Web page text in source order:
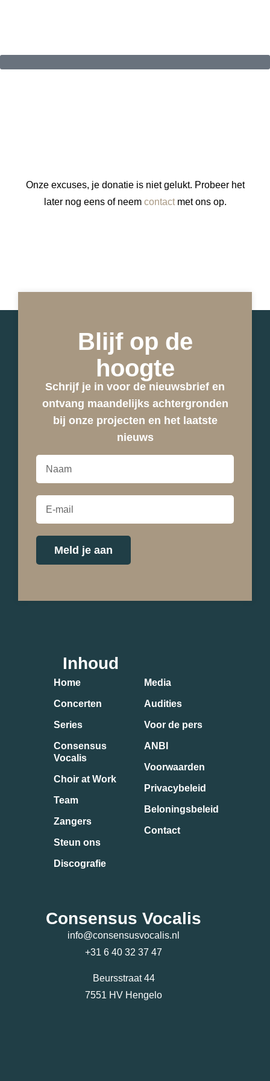
Onze excuses, je donatie is niet gelukt. Probeer het
later nog eens of neem contactmet ons op.
Blijf op de
hoogte
Schrijf je in voor de nieuwsbrief en
ontvang maandelijks achtergronden
bij onze projecten en het laatste
nieuws
Meld je aan
Inhoud
Home
Concerten
Series
Consensus
Vocalis
Choir at Work
Team
Zangers
Steun ons
Discografie
Media
Audities
Voor de pers
ANBI
Voorwaarden
Privacybeleid
Beloningsbeleid
Contact
Consensus Vocalis
info@consensusvocalis.nl
+31 6 40 32 37 47
Beursstraat 44
7551 HV Hengelo